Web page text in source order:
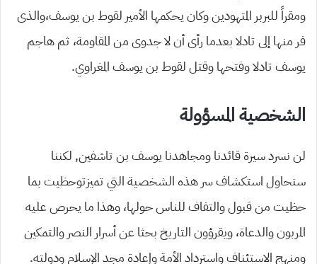
ومقراً للبربر المتهودين وكان يحكمها الأمير لقوط بن يوسف،والذى
فر منها إلى تادلا بعدما رأى أن لا جدوى من المقاومة، ثم هاجم
يوسف تادلا وفتحها وقتل لقوط بن يوسف المغراوي.
الشخصية المسؤولة
لن نسرد سيرة قائدنا ومجاهدنا يوسف بن تاشفين, لكننا
سنحاول استكشاف سر هذه الشخصية التي تميزتوحظيت بما
حظيت من قبول والتفاف للناس حولها، وهذا ما يحرص عليه
المربون والدعاة، ويقرؤون التاريخ بحثا عن أسرار النصر والتمكين
ومنهج الاستئناف واسترداد الأمة وإعادة مجد الإسلام ودولته.